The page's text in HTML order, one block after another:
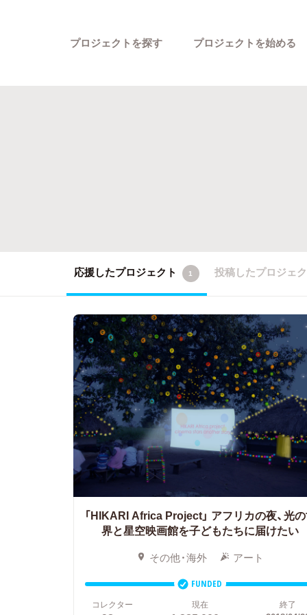
プロジェクトを探す プロジェクトを始める
応援したプロジェクト 1 投稿したプロジェ
「HIKARI Africa Project」 アフリカの夜、光
界と星空映画館を子どもたちに届けたい
その他・海外 アート
FUNDED
コレクター
現在 終了